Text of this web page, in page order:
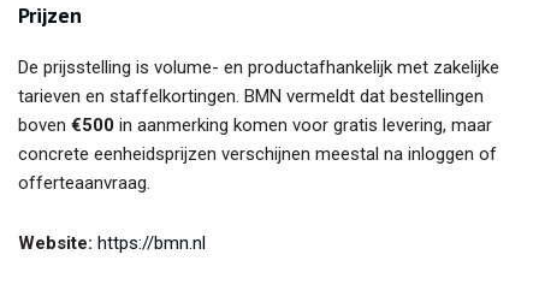
Prijzen
De prijsstelling is volume- en productafhankelijk met zakelijke
tarieven en staffelkortingen. BMN vermeldt dat bestellingen
boven €500 in aanmerking komen voor gratis levering, maar
concrete eenheidsprijzen verschijnen meestal na inloggen of
offerteaanvraag.
Website: https://bmn.nl